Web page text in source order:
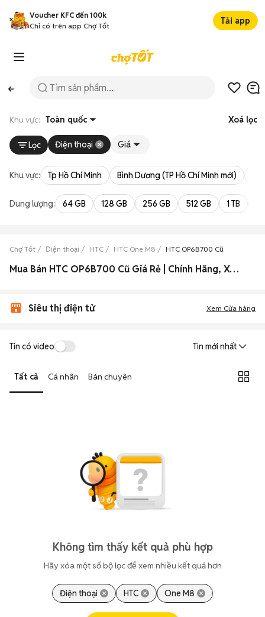
Voucher KFC đến 100k
Chỉ có trên app Chợ Tốt
Tải app
Khu vực: Toàn quốc Xoá lọc
Lọc Điện thoại Giá
Khu vực: Tp Hồ Chí Minh Bình Dương (TP Hồ Chí Minh mới)
Dung lượng: 64 GB 128 GB 256 GB 512 GB 1 TB
Chợ Tốt Điện thoại HTC HTC One M8 HTC OP6B700 Cũ
Mua Bán HTC OP6B700 Cũ Giá Rẻ | Chính Hãng, Xách Tay 2026
Siêu thị điện tử Xem Cửa hàng
Tin có video Tin mới nhất
Tất cả Cá nhân Bán chuyên
Không tìm thấy kết quả phù hợp
Hãy xóa một số bộ lọc để xem nhiều kết quả hơn
Điện thoại HTC One M8